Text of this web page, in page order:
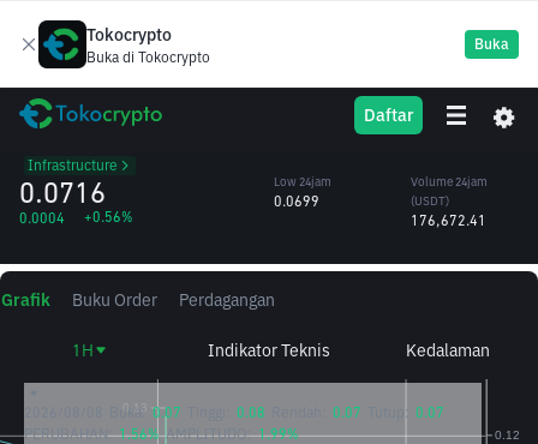
Tokocrypto
Buka di Tokocrypto
Buka
Daftar
BREV Brevis
Infrastructure
0.0716
0.0004 +0.56%
Low 24jam
0.0699
Volume 24jam
(BREV)
Volume 24jam
(USDT)
176,672.41
Grafik Buku Order Perdagangan
1H Indikator Teknis Kedalaman
Buka: 0.07 0.08 0.07 Tutup: 0.07
PERUBAHAN: 1.56% AMPLITUDO: 1.99%